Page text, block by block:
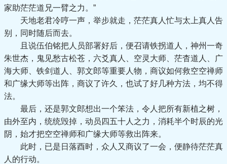
家助茫茫道兄一臂之力。”
天地老君冷哼一声，举步就走，茫茫真人忙与太上真人告
别，同时随后而去。
且说伍伯铭把人员部署好后，便召请铁拐道人，神州一奇
朱世杰，鬼见愁古松苍，六爻真人、空灵大师、茫杳道人、广
海大师、铁剑道人、郭文郎等重要人物，商议如何救空空禅师
和广缘大师等出阵，商议了许久，也试了好几种方法，均不得
法。
最后，还是郭文郎想出一个笨法，令人把所有新植之树，
由外至内，统统毁掉，动员四五十人之力，消耗半个时辰的光
阴，始才把空空禅师和广缘大师等救出阵来。
此时，已是日落酉时，众人又商议了一会，便静待茫茫真
人的行动。